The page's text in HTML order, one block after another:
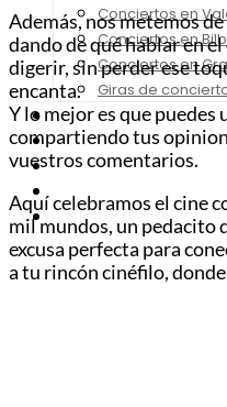
Conciertos en
Conciertos en
Conciertos en
Giras de
Noticias de
Bandas Sonoras
Series y Tv
Cine
Contacto
Además, nos metemos
dando de qué hablar en
digerir, sin perder ese
encanta.
Y lo mejor es que puedes
compartiendo tus
vuestros comentarios.
Aquí celebramos el cine
mil mundos, un pedacito
excusa perfecta para
a tu rincón cinéfilo,